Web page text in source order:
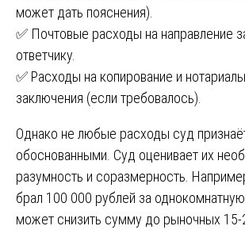
может дать пояснения).
✅ Почтовые расходы на направление
ответчику.
✅ Расходы на копирование и
заключения (если требовалось).
Однако не любые расходы суд
обоснованными. Суд оценивает их
разумность и соразмерность.
брал 100 000 рублей за однокомнатную
может снизить сумму до рыночных